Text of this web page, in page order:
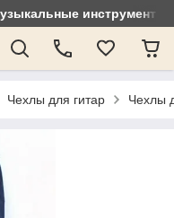
Чехлы для гитар Чехлы